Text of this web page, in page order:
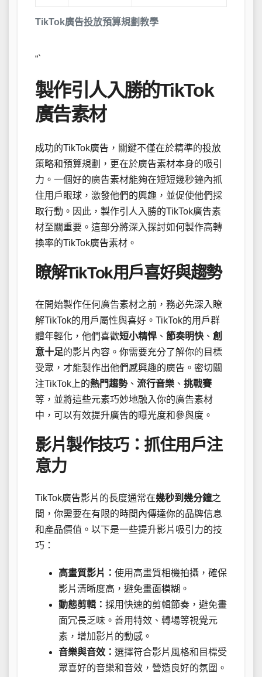
TikTok廣告投放預算規劃教學
“`
製作引人入勝的TikTok
廣告素材
成功的TikTok廣告，關鍵不僅在於精準的投放
策略和預算規劃，更在於廣告素材本身的吸引
力。一個好的廣告素材能夠在短短幾秒鐘內抓
住用戶眼球，激發他們的興趣，並促使他們採
取行動。因此，製作引人入勝的TikTok廣告素
材至關重要。這部分將深入探討如何製作高轉
換率的TikTok廣告素材。
瞭解TikTok用戶喜好與趨勢
在開始製作任何廣告素材之前，務必先深入瞭
解TikTok的用戶屬性與喜好。TikTok的用戶群
體年輕化，他們喜歡短小精悍 、 節奏明快 、 創
意十足的影片內容。你需要充分了解你的目標
受眾，才能製作出他們感興趣的廣告。密切關
注TikTok上的熱門趨勢、 流行音樂 、 挑戰賽
等，並將這些元素巧妙地融入你的廣告素材
中，可以有效提升廣告的曝光度和參與度。
影片製作技巧：抓住用戶注
意力
TikTok廣告影片的長度通常在幾秒到幾分鐘之
間，你需要在有限的時間內傳達你的品牌信息
和產品價值。以下是一些提升影片吸引力的技
巧：
高畫質影片： 使用高畫質相機拍攝，確保
影片清晰度高，避免畫面模糊。
動態剪輯： 採用快速的剪輯節奏，避免畫
面冗長乏味。善用特效、轉場等視覺元
素，增加影片的動感。
音樂與音效： 選擇符合影片風格和目標受
眾喜好的音樂和音效，營造良好的氛圍。